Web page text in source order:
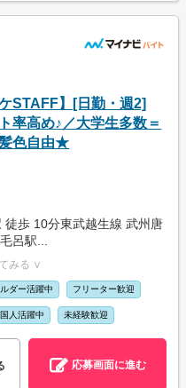
ケSTAFF】[日勤・週2]
率高め♪／大学生多数＝
色自由★
歩 10分東武越生線 武州唐
呂駅...
みる ∨
ダー活躍中 フリーター歓迎
人活躍中 未経験歓迎
応募画面に進む